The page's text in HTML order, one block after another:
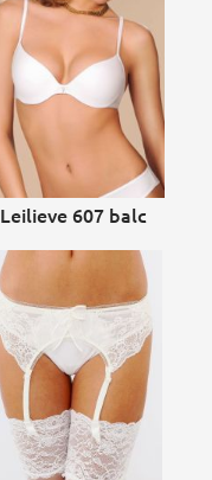
Leilieve 607 balc